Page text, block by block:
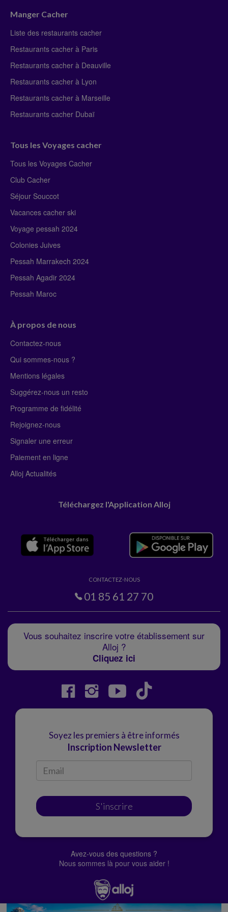
Manger Cacher
Liste des restaurants cacher
Restaurants cacher à Paris
Restaurants cacher à Deauville
Restaurants cacher à Lyon
Restaurants cacher à Marseille
Restaurants cacher Dubaï
Tous les Voyages cacher
Tous les Voyages Cacher
Club Cacher
Séjour Souccot
Vacances cacher ski
Voyage pessah 2024
Colonies Juives
Pessah Marrakech 2024
Pessah Agadir 2024
Pessah Maroc
À propos de nous
Contactez-nous
Qui sommes-nous ?
Mentions légales
Suggérez-nous un resto
Programme de fidélité
Rejoignez-nous
Signaler une erreur
Paiement en ligne
Alloj Actualités
Téléchargez l'Application Alloj
CONTACTEZ-NOUS
01 85 61 27 70
Vous souhaitez inscrire votre établissement sur
Alloj ?
Cliquez ici
Soyez les premiers à être informés
Inscription Newsletter
S'inscrire
Avez-vous des questions ?
Nous sommes là pour vous aider !